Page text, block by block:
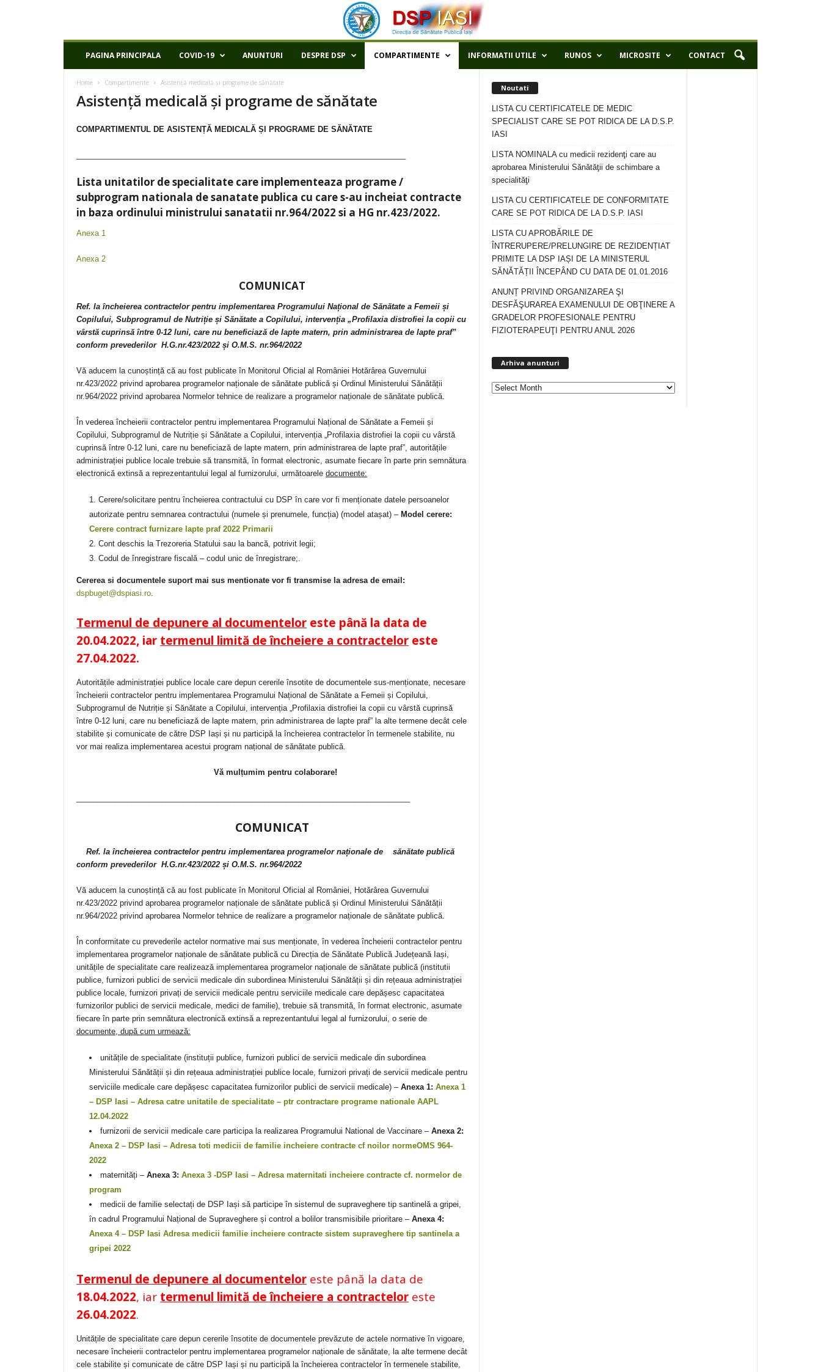
P
PAGINA PRINCIPALA COVID-19 ANUNTURI DESPRE DSP COMPARTIMENTE INFORMATII UTILE RUNOS MICROSITE CONTACT
Home Compartimente Asistență medicală și programe de sănătate
Asistență medicală și programe de sănătate
COMPARTIMENTUL DE ASISTENȚĂ MEDICALĂ ȘI PROGRAME DE SĂNĂTATE
Lista unitatilor de specialitate care implementeaza programe /
subprogram nationala de sanatate publica cu care s-au incheiat contracte
in baza ordinului ministrului sanatatii nr.964/2022 si a HG nr.423/2022.
Anexa 1
Anexa 2
COMUNICAT
Ref. la încheierea contractelor pentru implementarea Programului Național de Sănătate a Femeii și
Copilului, Subprogramul de Nutriție și Sănătate a Copilului, intervenția „Profilaxia distrofiei la copii cu
vârstă cuprinsă între 0-12 luni, care nu beneficiază de lapte matern, prin administrarea de lapte praf”
conform prevederilor H.G.nr.423/2022 și O.M.S. nr.964/2022
Vă aducem la cunoștință că au fost publicate în Monitorul Oficial al României Hotărârea Guvernului
nr.423/2022 privind aprobarea programelor naționale de sănătate publică și Ordinul Ministerului Sănătății
nr.964/2022 privind aprobarea Normelor tehnice de realizare a programelor naționale de sănătate publică.
În vederea încheierii contractelor pentru implementarea Programului Național de Sănătate a Femeii și
Copilului, Subprogramul de Nutriție și Sănătate a Copilului, intervenția „Profilaxia distrofiei la copii cu vârstă
cuprinsă între 0-12 luni, care nu beneficiază de lapte matern, prin administrarea de lapte praf”, autoritățile
administrației publice locale trebuie să transmită, în format electronic, asumate fiecare în parte prin semnătura
electronică extinsă a reprezentantului legal al furnizorului, următoarele documente:
Cerere/solicitare pentru încheierea contractului cu DSP în care vor fi mențíonate datele persoanelor
autorizate pentru semnarea contractului (numele și prenumele, funcția) (model atașat) – Model cerere:
Cerere contract furnizare lapte praf 2022 Primarii
Cont deschis la Trezoreria Statului sau la bancă, potrivit legii;
Codul de înregistrare fiscală – codul unic de înregistrare;.
Cererea si documentele suport mai sus mentionate vor fi transmise la adresa de email:
dspbuget@dspiasi.ro.
Termenul de depunere al documentelor este până la data de
20.04.2022, iar termenul limită de încheiere a contractelor este
27.04.2022.
Autoritățile administrației publice locale care depun cererile însotite de documentele sus-menționate, necesare
încheierii contractelor pentru implementarea Programului Național de Sănătate a Femeii și Copilului,
Subprogramul de Nutriție și Sănătate a Copilului, intervenția „Profilaxia distrofiei la copii cu vârstă cuprinsă
între 0-12 luni, care nu beneficiază de lapte matern, prin administrarea de lapte praf” la alte termene decât cele
stabilite și comunicate de către DSP Iași și nu participă la încheierea contractelor în termenele stabilite, nu
vor mai realiza implementarea acestui program național de sănătate publică.
Vă mulțumim pentru colaborare!
COMUNICAT
Ref. la încheierea contractelor pentru implementarea programelor naționale de sănătate publică
conform prevederilor H.G.nr.423/2022 și O.M.S. nr.964/2022
Vă aducem la cunoștință că au fost publicate în Monitorul Oficial al României, Hotărârea Guvernului
nr.423/2022 privind aprobarea programelor naționale de sănătate publică și Ordinul Ministerului Sănătății
nr.964/2022 privind aprobarea Normelor tehnice de realizare a programelor naționale de sănătate publică.
În conformitate cu prevederile actelor normative mai sus menționate, în vederea încheierii contractelor pentru
implementarea programelor naționale de sănătate publică cu Direcția de Sănătate Publică Județeană Iași,
unitățile de specialitate care realizează implementarea programelor naționale de sănătate publică (institutii
publice, furnizori publici de servicii medicale din subordinea Ministerului Sănătății și din rețeaua administrației
publice locale, furnizori privați de servicii medicale pentru serviciile medicale care depășesc capacitatea
furnizorilor publici de servicii medicale, medici de familie), trebuie să transmită, în format electronic, asumate
fiecare în parte prin semnătura electronică extinsă a reprezentantului legal al furnizorului, o serie de
documente, după cum urmează:
unitățile de specialitate (instituții publice, furnizori publici de servicii medicale din subordinea
Ministerului Sănătății și din rețeaua administrației publice locale, furnizori privați de servicii medicale pentru
serviciile medicale care depășesc capacitatea furnizorilor publici de servicii medicale) – Anexa 1: Anexa 1
– DSP Iasi – Adresa catre unitatile de specialitate – ptr contractare programe nationale AAPL
12.04.2022
furnizorii de servicii medicale care participa la realizarea Programului National de Vaccinare – Anexa 2:
Anexa 2 – DSP Iasi – Adresa toti medicii de familie incheiere contracte cf noilor normeOMS 964-
2022
maternități – Anexa 3: Anexa 3 -DSP Iasi – Adresa maternitati incheiere contracte cf. normelor de
program
medicii de familie selectați de DSP Iași să participe în sistemul de supraveghere tip santinelă a gripei,
în cadrul Programului Național de Supraveghere și control a bolilor transmisibile prioritare – Anexa 4:
Anexa 4 – DSP Iasi Adresa medicii familie incheiere contracte sistem supraveghere tip santinela a
gripei 2022
Termenul de depunere al documentelor este până la data de
18.04.2022, iar termenul limită de încheiere a contractelor este
26.04.2022.
Unitățile de specialitate care depun cererile însotite de documentele prevăzute de actele normative în vigoare,
necesare încheierii contractelor pentru implementarea programelor naționale de sănătate, la alte termene decât
cele stabilite și comunicate de către DSP Iași și nu participă la încheierea contractelor în termenele stabilite,
Noutati
LISTA CU CERTIFICATELE DE MEDIC
SPECIALIST CARE SE POT RIDICA DE LA D.S.P.
IASI
LISTA NOMINALA cu medicii rezidenţi care au
aprobarea Ministerului Sănătăţii de schimbare a
specialităţi
LISTA CU CERTIFICATELE DE CONFORMITATE
CARE SE POT RIDICA DE LA D.S.P. IASI
LISTA CU APROBĂRILE DE
ÎNTRERUPERE/PRELUNGIRE DE REZIDENȚIAT
PRIMITE LA DSP IAȘI DE LA MINISTERUL
SĂNĂTĂȚII ÎNCEPÂND CU DATA DE 01.01.2016
ANUNȚ PRIVIND ORGANIZAREA ŞI
DESFĂŞURAREA EXAMENULUI DE OBŢINERE A
GRADELOR PROFESIONALE PENTRU
FIZIOTERAPEUŢI PENTRU ANUL 2026
Arhiva anunturi